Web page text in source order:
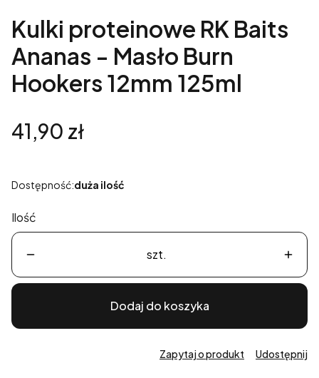
Kulki proteinowe RK Baits
Ananas - Masło Burn
Hookers 12mm 125ml
Cena
41,90 zł
Dostępność:duża ilość
Ilość
szt.
Dodaj do koszyka
Zapytaj o produkt Udostępnij